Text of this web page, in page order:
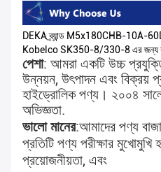
DEKA ব্র্যান্ড M5x180CHB-
Kobelco SK350-8/330-8 এর জন্য
পেশা: আমরা একটি উচ্চ
উন্নয়ন, উৎপাদন এবং বিক্রয়
হাইড্রোলিক পণ্য। ২০০৪ সালে
অভিজ্ঞতা.
ভালো মানের:আমাদের পণ্য
প্রতিটি পণ্য পরীক্ষার মুখোমুখি
প্রয়োজনীয়তা, এবং